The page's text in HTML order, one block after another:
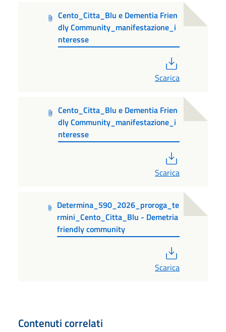
Cento_Citta_Blu e Dementia Frien
dly Community_manifestazione_i
nteresse
Scarica
Cento_Citta_Blu e Dementia Frien
dly Community_manifestazione_i
nteresse
Scarica
Determina_590_2026_proroga_te
rmini_Cento_Citta_Blu - Demetria
friendly community
Scarica
Contenuti correlati